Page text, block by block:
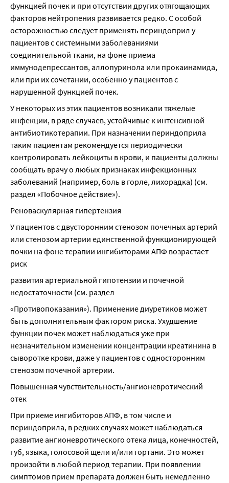
функцией почек и при отсутствии других отягощающих
факторов нейтропения развивается редко. С особой
осторожностью следует применять периндоприл у
пациентов с системными заболеваниями
соединительной ткани, на фоне приема
иммунодепрессантов, аллопуринола или прокаинамида,
или при их сочетании, особенно у пациентов с
нарушенной функцией почек.
У некоторых из этих пациентов возникали тяжелые
инфекции, в ряде случаев, устойчивые к интенсивной
антибиотикотерапии. При назначении периндоприла
таким пациентам рекомендуется периодически
контролировать лейкоциты в крови, и пациенты должны
сообщать врачу о любых признаках инфекционных
заболеваний (например, боль в горле, лихорадка) (см.
раздел «Побочное действие»).
Реноваскулярная гипертензия
У пациентов с двусторонним стенозом почечных артерий
или стенозом артерии единственной функционирующей
почки на фоне терапии ингибиторами АПФ возрастает
риск
развития артериальной гипотензии и почечной
недостаточности (см. раздел
«Противопоказания»). Применение диуретиков может
быть дополнительным фактором риска. Ухудшение
функции почек может наблюдаться уже при
незначительном изменении концентрации креатинина в
сыворотке крови, даже у пациентов с односторонним
стенозом почечной артерии.
Повышенная чувствительность/ангионевротический
отек
При приеме ингибиторов АПФ, в том числе и
периндоприла, в редких случаях может наблюдаться
развитие ангионевротического отека лица, конечностей,
губ, языка, голосовой щели и/или гортани. Это может
произойти в любой период терапии. При появлении
симптомов прием препарата должен быть немедленно